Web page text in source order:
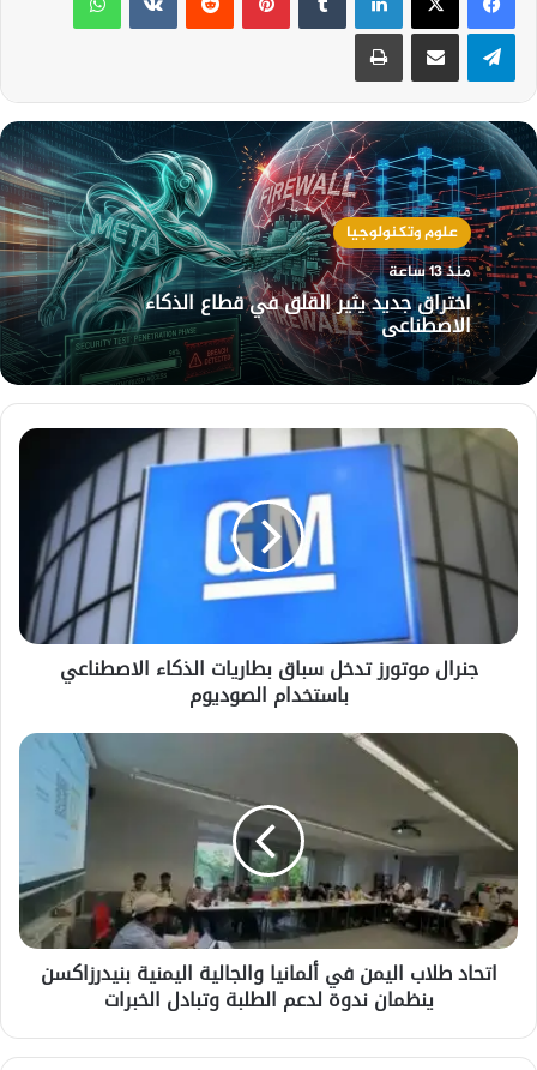
تيلقرام مشاركة عبر البريد طباعة
علوم وتكنولوجيا
منذ 13 ساعة
اختراق جديد يثير القلق في قطاع الذكاء
الاصطناعي
جنرال
تدخل
سباق
بطاريات
الذكاء
الاصطناعي
باستخدام
الصوديوم
جنرال موتورز تدخل سباق بطاريات الذكاء الاصطناعي
باستخدام الصوديوم
اتحاد
ألمانيا
والجالية
اليمنية
بنيدرزاكسن
ينظمان
ندوة
وتبادل
اتحاد طلاب اليمن في ألمانيا والجالية اليمنية بنيدرزاكسن
ينظمان ندوة لدعم الطلبة وتبادل الخبرات